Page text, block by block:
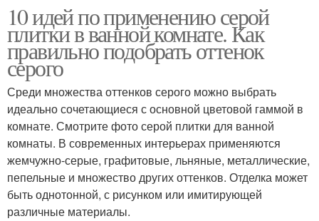
10 идей по применению серой
плитки в ванной комнате. Как
правильно подобрать оттенок
серого
Среди множества оттенков серого можно выбрать
идеально сочетающиеся с основной цветовой гаммой в
комнате. Смотрите фото серой плитки для ванной
комнаты. В современных интерьерах применяются
жемчужно-серые, графитовые, льняные, металлические,
пепельные и множество других оттенков. Отделка может
быть однотонной, с рисунком или имитирующей
различные материалы.